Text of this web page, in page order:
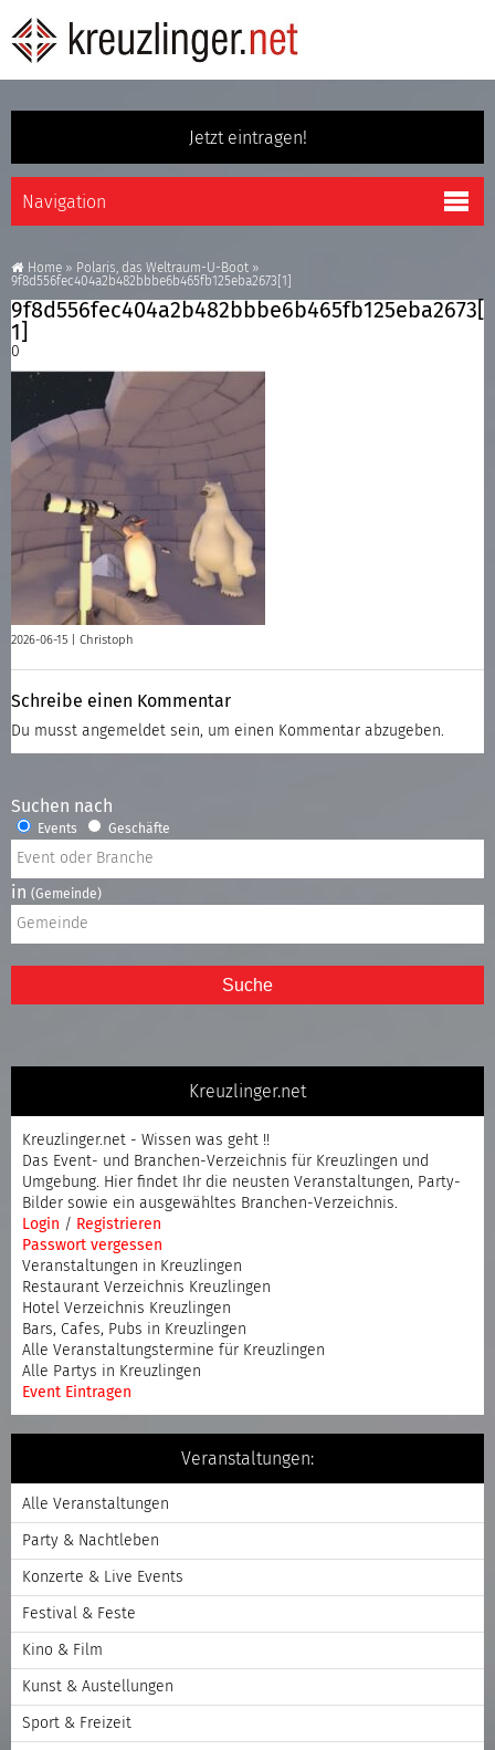
Jetzt eintragen!
Home » Polaris, das Weltraum-U-Boot »
9f8d556fec404a2b482bbbe6b465fb125eba2673[1]
9f8d556fec404a2b482bbbe6b465fb125eba2673[
1]
0
2026-06-15 | Christoph
Schreibe einen Kommentar
Du musst angemeldet sein, um einen Kommentar abzugeben.
Suchen nach
Events Geschäfte
in (Gemeinde)
Suche
Kreuzlinger.net
Kreuzlinger.net - Wissen was geht !!
Das Event- und Branchen-Verzeichnis für Kreuzlingen und
Umgebung. Hier findet Ihr die neusten Veranstaltungen, Party-
Bilder sowie ein ausgewähltes Branchen-Verzeichnis.
Login / Registrieren
Passwort vergessen
Veranstaltungen in Kreuzlingen
Restaurant Verzeichnis Kreuzlingen
Hotel Verzeichnis Kreuzlingen
Bars, Cafes, Pubs in Kreuzlingen
Alle Veranstaltungstermine für Kreuzlingen
Alle Partys in Kreuzlingen
Event Eintragen
Veranstaltungen:
Alle Veranstaltungen
Party & Nachtleben
Konzerte & Live Events
Festival & Feste
Kino & Film
Kunst & Austellungen
Sport & Freizeit